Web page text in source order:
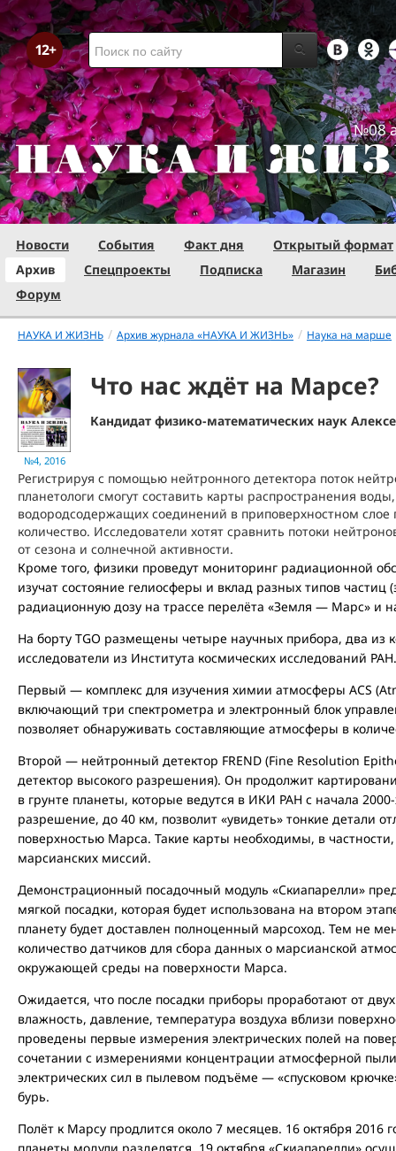
№08
Новости События Факт дня
Открытый формат
Архив
Спецпроекты Подписка Магазин
Форум
НАУКА И ЖИЗНЬ / Архив журнала «НАУКА И ЖИЗНЬ» / Наука на марше
№4, 2016
Что нас ждёт на Марсе?
Кандидат физико-математических наук
Регистрируя с помощью нейтронного детектора поток
планетологи смогут составить карты распространения
водородсодержащих соединений в приповерхностном слое
количество. Исследователи хотят сравнить потоки
от сезона и солнечной активности.
Кроме того, физики проведут мониторинг радиационной
изучат состояние гелиосферы и вклад разных типов частиц
радиационную дозу на трассе перелёта «Земля — Марс» и
На борту TGO размещены четыре научных прибора, два из
исследователи из Института космических исследований РАН.
Первый — комплекс для изучения химии атмосферы ACS
включающий три спектрометра и электронный блок
позволяет обнаруживать составляющие атмосферы в
Второй — нейтронный детектор FREND (Fine Resolution
детектор высокого разрешения). Он продолжит
в грунте планеты, которые ведутся в ИКИ РАН с начала
разрешение, до 40 км, позволит «увидеть» тонкие детали
поверхностью Марса. Такие карты необходимы, в
марсианских миссий.
Демонстрационный посадочный модуль «Скиапарелли»
мягкой посадки, которая будет использована на втором
планету будет доставлен полноценный марсоход. Тем не
количество датчиков для сбора данных о марсианской
окружающей среды на поверхности Марса.
Ожидается, что после посадки приборы проработают от
влажность, давление, температура воздуха вблизи
проведены первые измерения электрических полей на
сочетании с измерениями концентрации атмосферной
электрических сил в пылевом подъёме — «спусковом
бурь.
Полёт к Марсу продлится около 7 месяцев. 16 октября 2016